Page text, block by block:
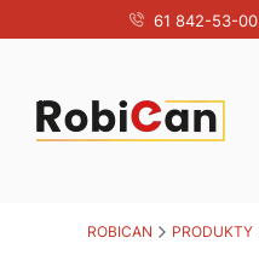
61 842-53-00
ROBICAN PRODUKTY